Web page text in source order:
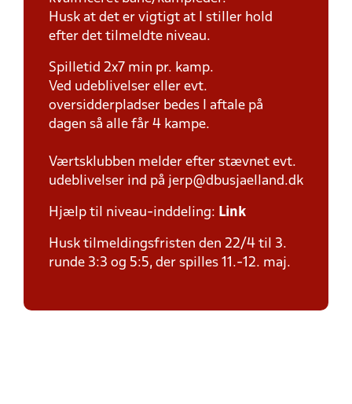
Husk at det er vigtigt at I stiller hold
efter det tilmeldte niveau.
Spilletid 2x7 min pr. kamp.
Ved udeblivelser eller evt.
oversidderpladser bedes I aftale på
dagen så alle får 4 kampe.
Værtsklubben melder efter stævnet evt.
udeblivelser ind på jerp@dbusjaelland.dk
Hjælp til niveau-inddeling: Link
Husk tilmeldingsfristen den 22/4 til 3.
runde 3:3 og 5:5, der spilles 11.-12. maj.